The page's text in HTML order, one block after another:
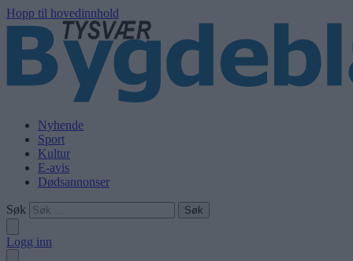
Hopp til hovedinnhold
Nyhende
Sport
Kultur
E-avis
Dødsannonser
Søk
Logg inn